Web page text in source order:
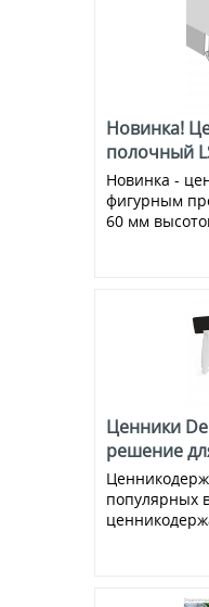
Присоски
Ножки для
эконом-
Экраны
Новинка!
полочный
Новинка -
фигурным
60 мм
Ценники
решение
популярных
вариантов